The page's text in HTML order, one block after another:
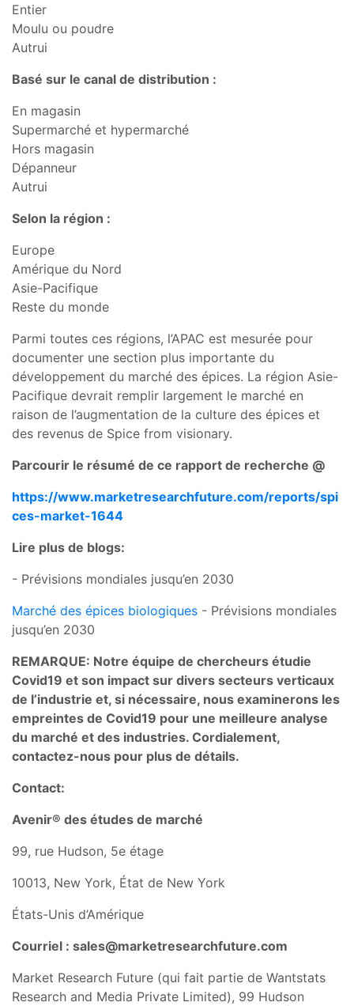
Entier
Moulu ou poudre
Autrui
Basé sur le canal de distribution :
En magasin
Supermarché et hypermarché
Hors magasin
Dépanneur
Autrui
Selon la région :
Europe
Amérique du Nord
Asie-Pacifique
Reste du monde
Parmi toutes ces régions, l’APAC est mesurée pour
documenter une section plus importante du
développement du marché des épices. La région Asie-
Pacifique devrait remplir largement le marché en
raison de l’augmentation de la culture des épices et
des revenus de Spice from visionary.
Parcourir le résumé de ce rapport de recherche @
https://www.marketresearchfuture.com/reports/spi
ces-market-1644
Lire plus de blogs:
- Prévisions mondiales jusqu’en 2030
Marché des épices biologiques - Prévisions mondiales
jusqu’en 2030
REMARQUE: Notre équipe de chercheurs étudie
Covid19 et son impact sur divers secteurs verticaux
de l’industrie et, si nécessaire, nous examinerons les
empreintes de Covid19 pour une meilleure analyse
du marché et des industries. Cordialement,
contactez-nous pour plus de détails.
Contact:
Avenir® des études de marché
99, rue Hudson, 5e étage
10013, New York, État de New York
États-Unis d’Amérique
Courriel : sales@marketresearchfuture.com
Market Research Future (qui fait partie de Wantstats
Research and Media Private Limited), 99 Hudson